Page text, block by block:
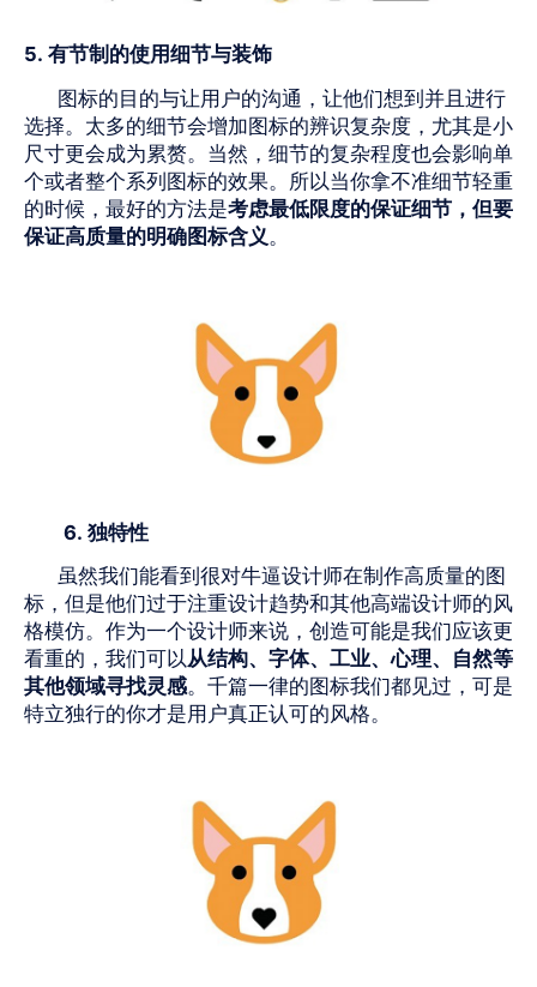
5. 有节制的使用细节与装饰
图标的目的与让用户的沟通，让他们想到并且进行
选择。太多的细节会增加图标的辨识复杂度，尤其是小
尺寸更会成为累赘。当然，细节的复杂程度也会影响单
个或者整个系列图标的效果。所以当你拿不准细节轻重
的时候，最好的方法是考虑最低限度的保证细节，但要
保证高质量的明确图标含义 。
6.独特性
虽然我们能看到很对牛逼设计师在制作高质量的图
标，但是他们过于注重设计趋势和其他高端设计师的风
格模仿。作为一个设计师来说，创造可能是我们应该更
看重的，我们可以从结构、字体、工业、心理、自然等
其他领域寻找灵感。千篇一律的图标我们都见过，可是
特立独行的你才是用户真正认可的风格。